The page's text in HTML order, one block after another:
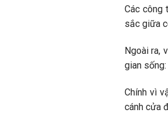
Các công
sắc giữa
Ngoài ra,
gian
Chính vì
cánh cửa